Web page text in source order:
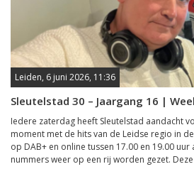
Leiden, 6 juni 2026, 11:36
Sleutelstad 30 – Jaargang 16 |
Iedere zaterdag heeft Sleutelstad aandacht
moment met de hits van de Leidse regio in
op DAB+ en online tussen 17.00 en 19.00
nummers weer op een rij worden gezet.